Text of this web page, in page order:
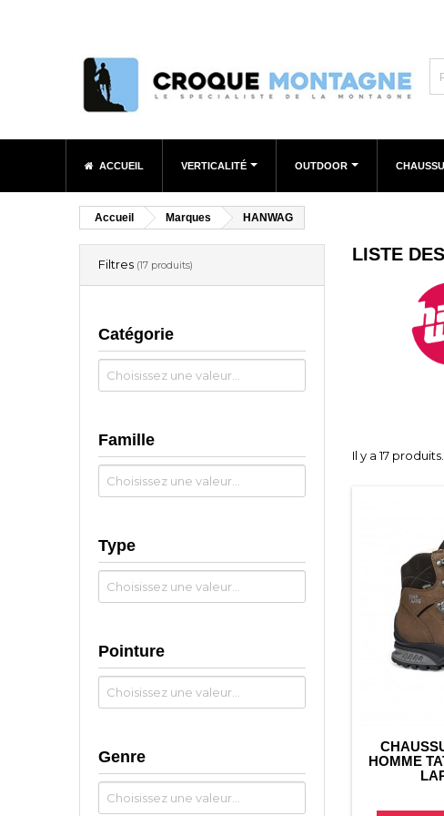
ACCUEIL VERTICALITÉ OUTDOOR
Accueil Marques HANWAG
Filtres (17 produits)
Catégorie
Famille
Type
Pointure
Genre
LISTE
Il y a 17 produits.
HOMME